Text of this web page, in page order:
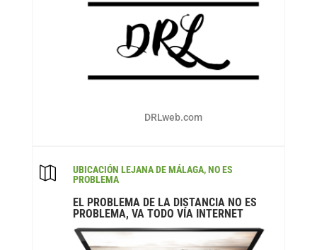
DRLweb.com

UBICACIÓN LEJANA DE MÁLAGA, NO ES
PROBLEMA
EL PROBLEMA DE LA DISTANCIA NO ES
PROBLEMA, VA TODO VÍA INTERNET